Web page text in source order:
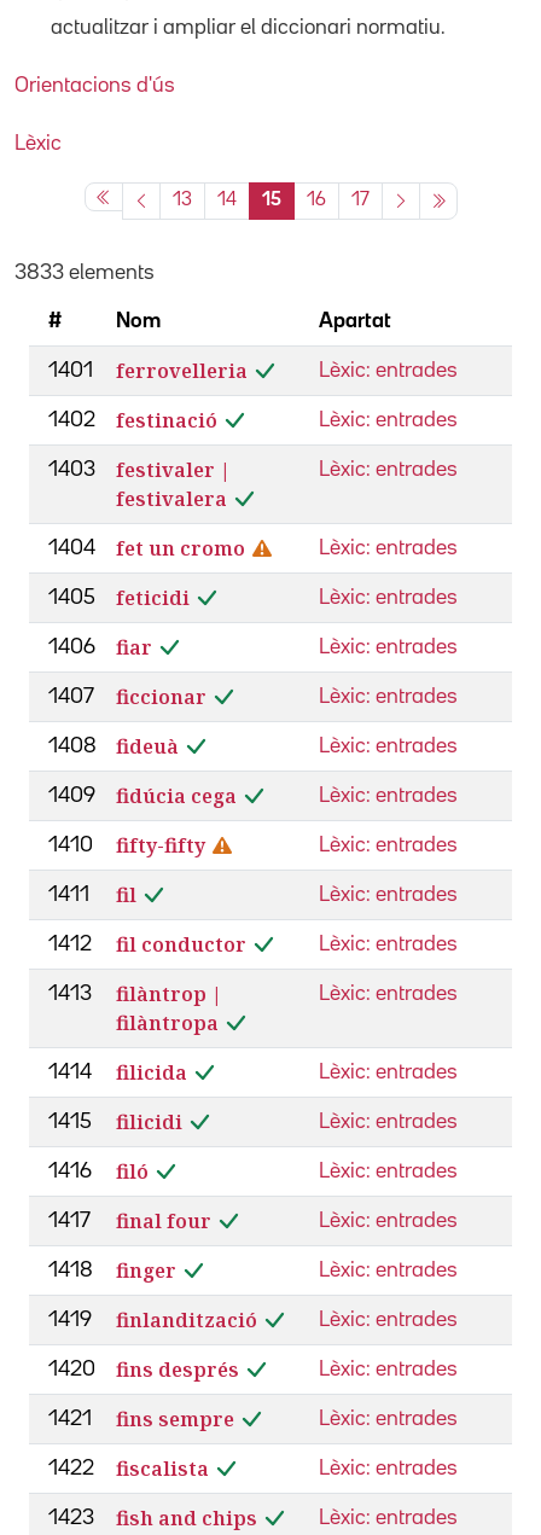
actualitzar i ampliar el diccionari normatiu.
Orientacions d'ús
Lèxic
13 14 15 16 17
3833 elements
# Nom Apartat
1401 ferrovelleria Lèxic: entrades
1402 festinació Lèxic: entrades
1403
festivaler |
festivalera
Lèxic: entrades
1404 fet un cromo Lèxic: entrades
1405 feticidi Lèxic: entrades
1406 fiar Lèxic: entrades
1407 ficcionar Lèxic: entrades
1408 fideuà Lèxic: entrades
1409 fidúcia cega Lèxic: entrades
1410 fifty-fifty Lèxic: entrades
1411 fil Lèxic: entrades
1412 fil conductor Lèxic: entrades
1413
filàntrop |
filàntropa
Lèxic: entrades
1414 filicida Lèxic: entrades
1415 filicidi Lèxic: entrades
1416 filó Lèxic: entrades
1417 final four Lèxic: entrades
1418 finger Lèxic: entrades
1419 finlandització Lèxic: entrades
1420 fins després Lèxic: entrades
1421 fins sempre Lèxic: entrades
1422 fiscalista Lèxic: entrades
1423 fish and chips Lèxic: entrades